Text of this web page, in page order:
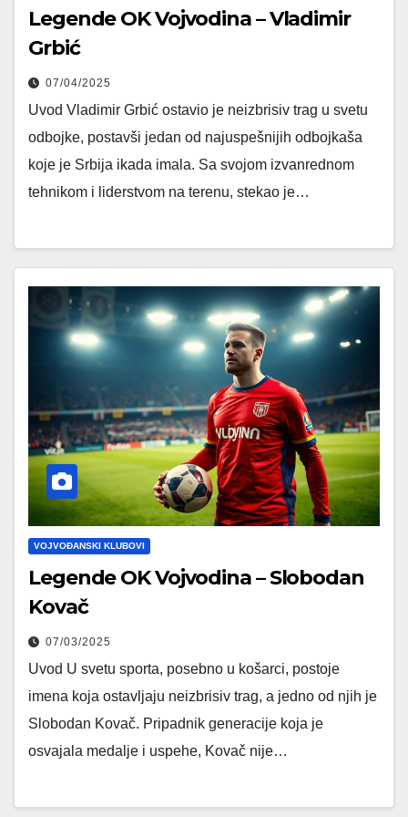
Legende OK Vojvodina – Vladimir
Grbić
07/04/2025
Uvod Vladimir Grbić ostavio je neizbrisiv trag u svetu
odbojke, postavši jedan od najuspešnijih odbojkaša
koje je Srbija ikada imala. Sa svojom izvanrednom
tehnikom i liderstvom na terenu, stekao je…
VOJVOĐANSKI KLUBOVI
Legende OK Vojvodina – Slobodan
Kovač
07/03/2025
Uvod U svetu sporta, posebno u košarci, postoje
imena koja ostavljaju neizbrisiv trag, a jedno od njih je
Slobodan Kovač. Pripadnik generacije koja je
osvajala medalje i uspehe, Kovač nije…